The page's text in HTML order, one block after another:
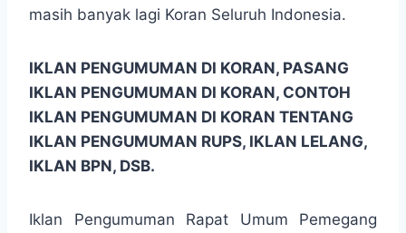
masih banyak lagi Koran Seluruh Indonesia.
IKLAN PENGUMUMAN DI KORAN, PASANG
IKLAN PENGUMUMAN DI KORAN, CONTOH
IKLAN PENGUMUMAN DI KORAN TENTANG
IKLAN PENGUMUMAN RUPS, IKLAN LELANG,
IKLAN BPN, DSB.
Iklan Pengumuman Rapat Umum Pemegang